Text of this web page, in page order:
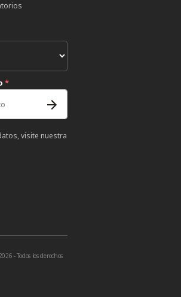
*
visite nuestra
- Todos los derechos